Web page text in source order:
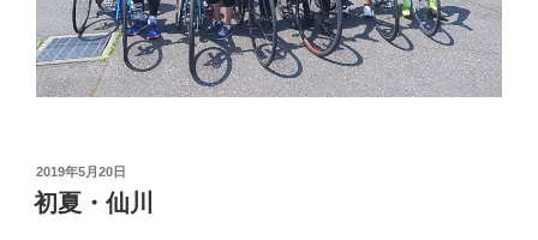
投
稿
日:
2019年5月20日
初夏・仙川